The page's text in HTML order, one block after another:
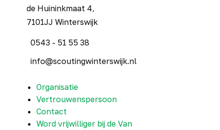
de Huininkmaat 4,
7101JJ Winterswijk
​ 0543 - 51 55 38
​ ​info@scoutingwinterswijk.nl
Organisatie
Vertrouwenspersoon
Contact
Word vrijwilliger bij de Van